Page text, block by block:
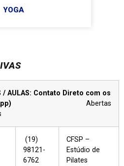
YOGA
/ AULAS: Contato Direto com os
Abertas
(19)
98121-
6762
CFSP –
Estúdio de
Pilates